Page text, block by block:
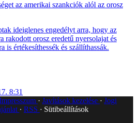
az amerikai szankciók alól az orosz
ideiglenes engedélyt arra, hogy az
rakodott orosz eredetű nyersolajat és
is értékesíthessék és szállíthassák.
8:31
Javítások kezelése
Jogi
RSS
Sütibeállítások